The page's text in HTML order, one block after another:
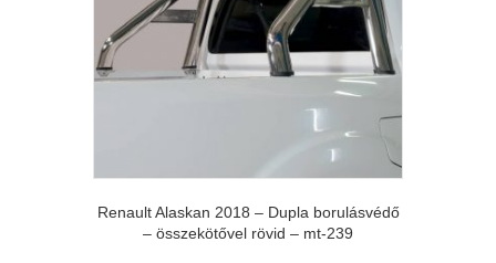
Renault Alaskan 2018 – Dupla borulásvédő
– összekötővel rövid – mt-239